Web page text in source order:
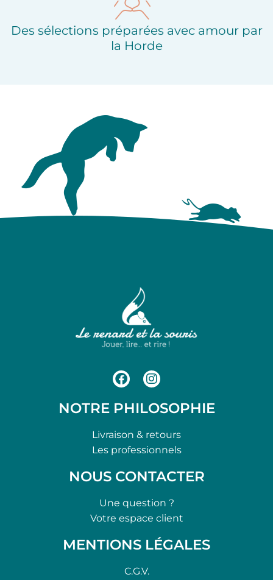
Des sélections préparées avec amour par
la Horde
NOTRE PHILOSOPHIE
Livraison & retours
Les professionnels
NOUS CONTACTER
Une question ?
Votre espace client
MENTIONS LÉGALES
C.G.V.